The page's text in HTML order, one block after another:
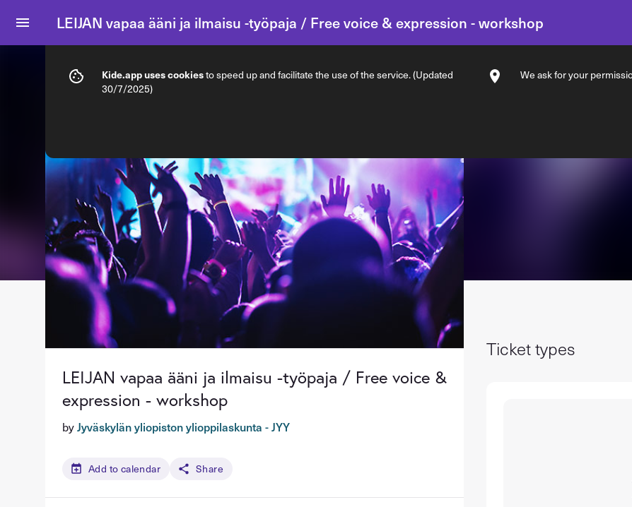
LEIJAN vapaa ääni ja ilmaisu -työpaja / Free voice & expression - workshop
LEIJAN vapaa ääni ja ilmaisu -työpaja / Free voice &
expression - workshop
byJyväskylän yliopiston ylioppilaskunta - JYY
Add to calendar Share
Ticket types
Kide.app uses cookiesto speed up and facilitate the use of the service. (Updated
30/7/2025)
We ask for your